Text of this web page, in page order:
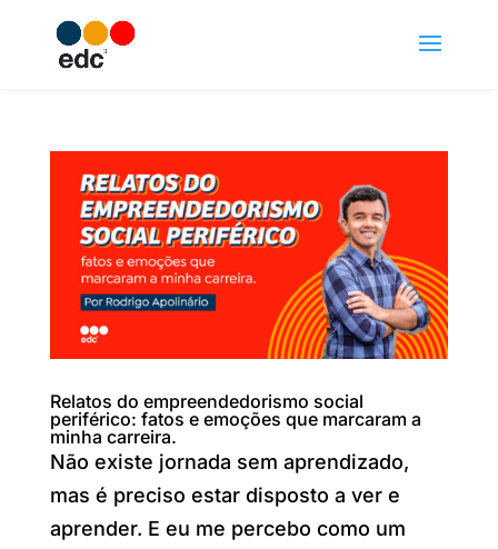
Relatos do empreendedorismo social
periférico: fatos e emoções que marcaram a
minha carreira.
Não existe jornada sem aprendizado,
mas é preciso estar disposto a ver e
aprender. E eu me percebo como um